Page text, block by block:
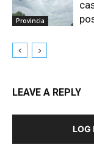
Provincia
LEAVE A REPLY
LOG